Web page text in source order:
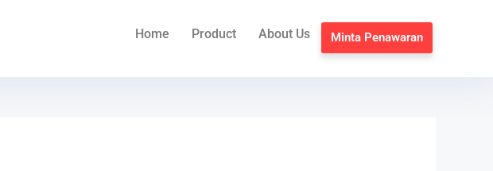
Home Product About Us Minta Penawaran